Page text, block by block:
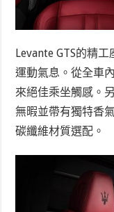
Levante GTS的精
運動氣息。從全車
來絕佳乘坐觸感。
無暇並帶有獨特香
碳纖維材質選配。